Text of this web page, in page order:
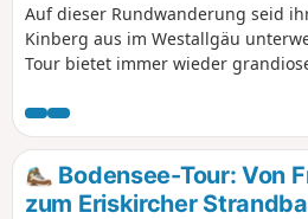
Auf dieser Rundwanderung seid
Kinberg aus im Westallgäu
Tour bietet immer wieder
bedeutendes Bauwerk die
Bodensee-Tour: Von
zum Eriskircher